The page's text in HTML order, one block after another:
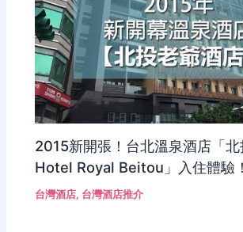
2015新開張！台北溫泉酒店「
Hotel Royal Beitou」入住體驗！
台灣酒店, 台灣酒店推介